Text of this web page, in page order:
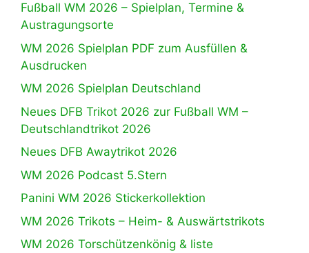
Fußball WM 2026 – Spielplan, Termine &
Austragungsorte
WM 2026 Spielplan PDF zum Ausfüllen &
Ausdrucken
WM 2026 Spielplan Deutschland
Neues DFB Trikot 2026 zur Fußball WM –
Deutschlandtrikot 2026
Neues DFB Awaytrikot 2026
WM 2026 Podcast 5.Stern
Panini WM 2026 Stickerkollektion
WM 2026 Trikots – Heim- & Auswärtstrikots
WM 2026 Torschützenkönig & liste